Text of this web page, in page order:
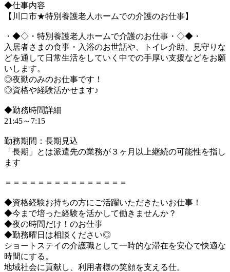
◆仕事内容
【川口市★特別養護老人ホームでの介護のお仕事】
・◆◇・特別養護老人ホームで介護のお仕事・◇◆・
入居者さまの食事・入浴のお世話や、トイレ介助、見守りな
どを通して日常生活をしていく中での手厚い支援などをお願
いします。
◎夜勤のみのお仕事です！
◎資格や経験活かせます♪
◆勤務時間詳細
21:45～7:15
勤務期間：長期見込
「長期」とは派遣先の業務が３ヶ月以上継続の可能性を指し
ます
＝＝＝＝＝＝＝＝＝＝＝＝＝＝＝
◆資格経験お持ちの方にご活躍いただきたいお仕事！
◆今まで培った経験を活かして働きませんか？
◆夜の時間だけ！のお仕事
◆勤務曜日は相談ください◎
ショートステイの介護職として一時的な滞在を安心で快適な
時間にする。
地域社会に貢献し、利用者様の笑顔を支える仕。